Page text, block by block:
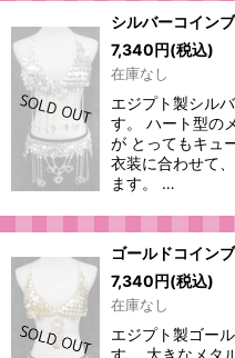
シルバーコイン
7,340円(税込)
在庫なし
エジプト製シル
す。 ハート型の
が とってもキュ
衣装に合わせて
ます。 …
ゴールドコイン
7,340円(税込)
在庫なし
エジプト製ゴー
す。 大きなメタ